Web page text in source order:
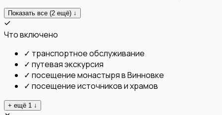
Показать все (2 ещё) ↓
Что включено
✓ транспортное обслуживание
✓ путевая экскурсия
✓ посещение монастыря в Винновке
✓ посещение источников и храмов
+ ещё 1 ↓